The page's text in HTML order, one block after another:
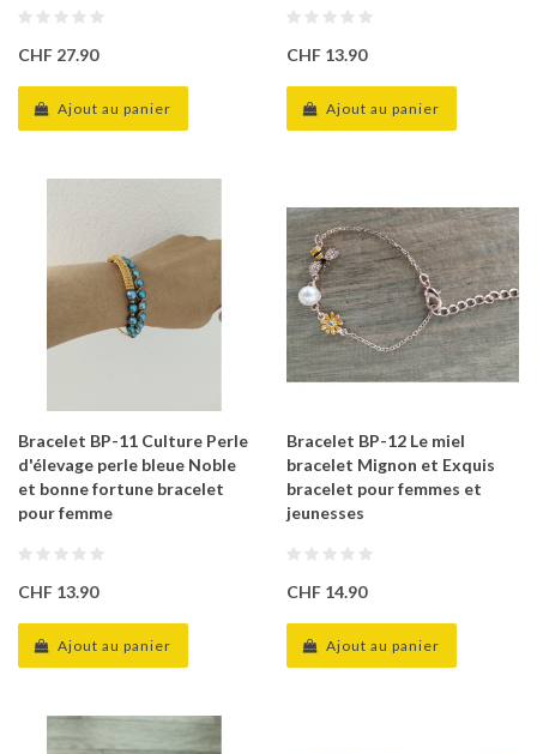
CHF 27.90
Ajout au panier
CHF 13.90
Ajout au panier
Bracelet BP-11 Culture Perle
d'élevage perle bleue Noble
et bonne fortune bracelet
pour femme
CHF 13.90
Ajout au panier
Bracelet BP-12 Le miel
bracelet Mignon et Exquis
bracelet pour femmes et
jeunesses
CHF 14.90
Ajout au panier